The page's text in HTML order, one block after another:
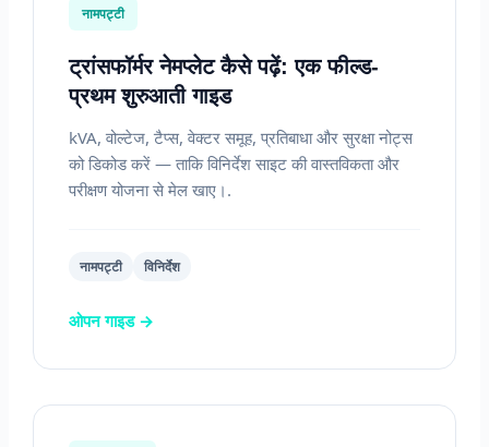
नामपट्टी
ट्रांसफॉर्मर नेमप्लेट कैसे पढ़ें: एक फील्ड-
प्रथम शुरुआती गाइड
kVA, वोल्टेज, टैप्स, वेक्टर समूह, प्रतिबाधा और सुरक्षा नोट्स
को डिकोड करें — ताकि विनिर्देश साइट की वास्तविकता और
परीक्षण योजना से मेल खाए।.
नामपट्टी विनिर्देश
ओपन गाइड →